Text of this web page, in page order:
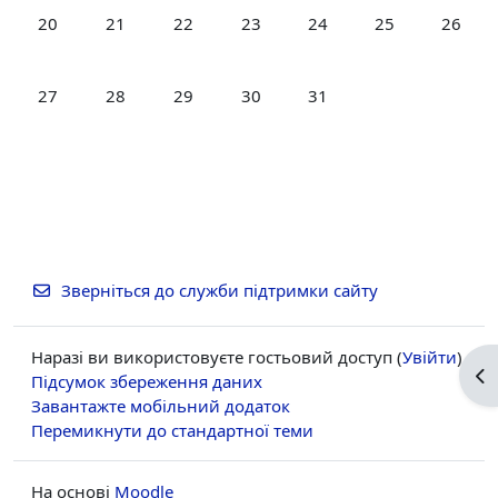
Немає подій, понеділок, 20 липня
20 Немає подій, вівторок, 21 липня
21 Немає подій, середа, 22 липня
22 Немає подій, четвер, 23 липня
23 Немає подій, пʼятниця,
24 Немає подій,
25 Немає
26
Немає подій, понеділок, 27 липня
27 Немає подій, вівторок, 28 липня
28 Немає подій, середа, 29 липня
29 Немає подій, четвер, 30 липня
30 Немає подій, пʼятниця,
31
Зверніться до служби підтримки сайту
Наразі ви використовуєте гостьовий доступ (Увійти)
Підсумок збереження даних
Завантажте мобільний додаток
Перемикнути до стандартної теми
На основі Moodle